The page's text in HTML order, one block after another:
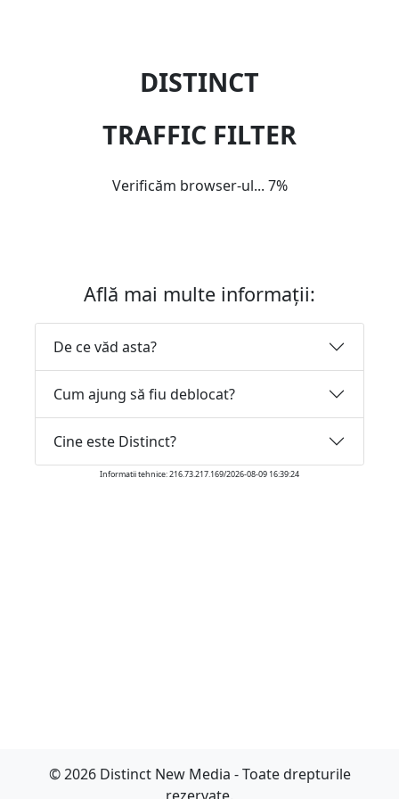
DISTINCT
TRAFFIC FILTER
Verificăm browser-ul... 7%
Află mai multe informații:
De ce văd asta?
Cum ajung să fiu deblocat?
Cine este Distinct?
Informatii tehnice: 216.73.217.169/2026-08-09 16:39:24
© 2026 Distinct New Media - Toate drepturile